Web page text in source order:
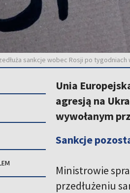
sankcje wobec Rosji po
Unia
agresją na
wywołanym
Sankcje
Ministrowie
przedłużeniu